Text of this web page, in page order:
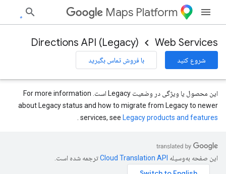
Maps Platform
Web Services
Directions API (Legacy)
شروع کنید با فروش تماس بگیرید
این محصول یا ویژگی در وضعیت Legacy است. For more information
about Legacy status and how to migrate from Legacy to newer
services, see Legacy products and features
این صفحه به‌وسیله ترجمه شده است.